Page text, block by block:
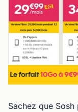
Sachez que